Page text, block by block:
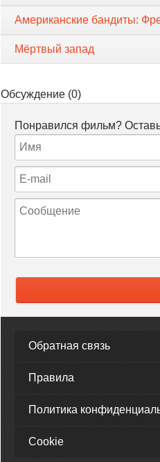
Американские бандиты:
Мёртвый запад
Обсуждение (0)
Понравился фильм?
Обратная связь
Правила
Политика
Cookie